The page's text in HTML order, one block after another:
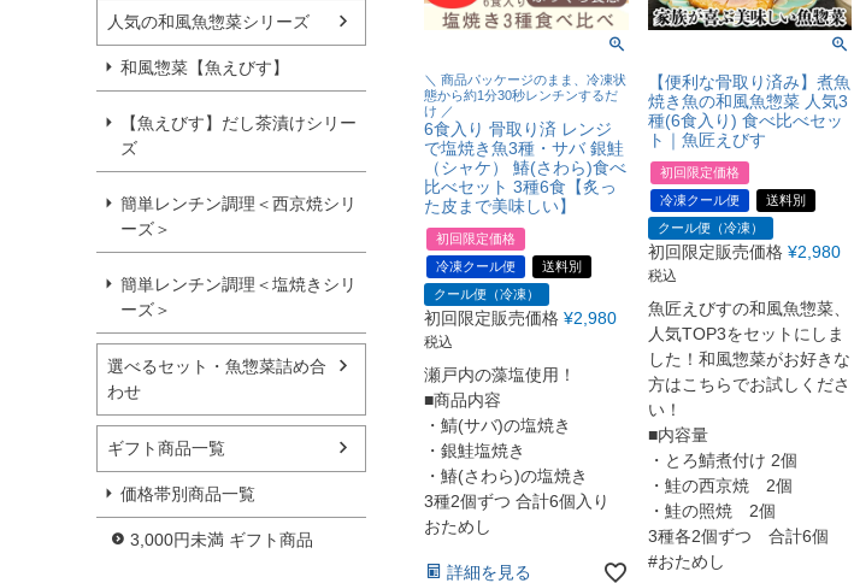
人気の和風魚惣菜シリーズ
和風惣菜【魚えびす】
【魚えびす】だし茶漬けシリー
ズ
簡単レンチン調理＜西京焼シリ
ーズ＞
簡単レンチン調理＜塩焼きシリ
ーズ＞
選べるセット・魚惣菜詰め合
わせ
ギフト商品一覧
価格帯別商品一覧
3,000円未満 ギフト商品
＼ 商品パッケージのまま、冷凍状
態から約1分30秒レンチンするだ
け ／
6食入り 骨取り済 レンジ
で塩焼き魚3種・サバ 銀鮭
（シャケ） 鰆(さわら)食べ
比べセット 3種6食【炙っ
た皮まで美味しい】
初回限定価格
冷凍クール便
送料別
クール便（冷凍）
初回限定販売価格 ¥2,980
税込
瀬戸内の藻塩使用！
■商品内容
・鯖(サバ)の塩焼き
・銀鮭塩焼き
・鰆(さわら)の塩焼き
3種2個ずつ 合計6個入り
おためし
詳細を見る
【便利な骨取り済み】煮魚
焼き魚の和風魚惣菜 人気3
種(6食入り) 食べ比べセッ
ト｜魚匠えびす
初回限定価格
冷凍クール便
送料別
クール便（冷凍）
初回限定販売価格 ¥2,980
税込
魚匠えびすの和風魚惣菜、
人気TOP3をセットにしま
した！和風惣菜がお好きな
方はこちらでお試しくださ
い！
■内容量
・とろ鯖煮付け 2個
・鮭の西京焼 2個
・鮭の照焼 2個
3種各2個ずつ 合計6個
#おためし